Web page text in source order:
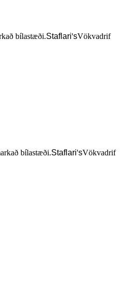
bílastæði.Staflari'sVökvadrif
bílastæði.Staflari'sVökvadrif